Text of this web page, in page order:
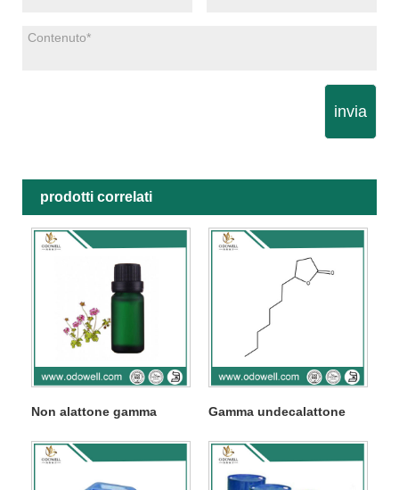
invia
prodotti correlati
Non alattone gamma Gamma undecalattone